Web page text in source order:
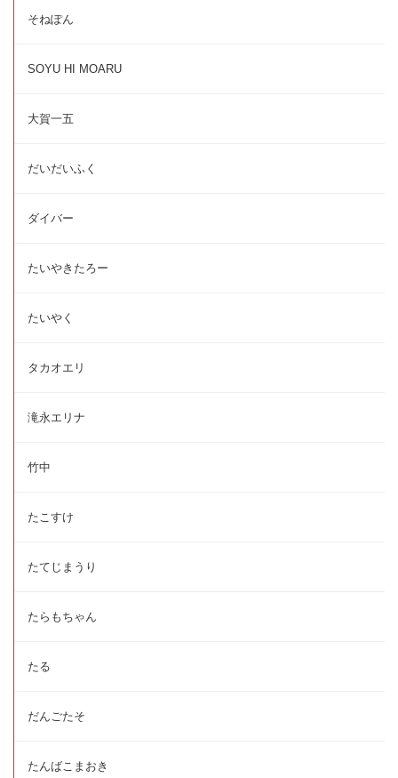
そねぽん
SOYU HI MOARU
大賀一五
だいだいふく
ダイバー
たいやきたろー
たいやく
タカオエリ
滝永エリナ
竹中
たこすけ
たてじまうり
たらもちゃん
たる
だんごたそ
たんばこまおき